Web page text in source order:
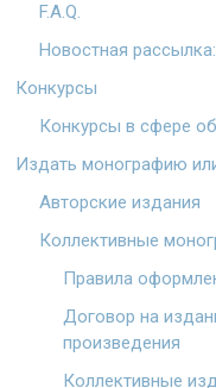
F.A.Q.
Новостная
Конкурсы
Конкурсы в сфере
Издать монографию
Авторские издания
Коллективные
Правила
Договор на
произведения
Коллективные